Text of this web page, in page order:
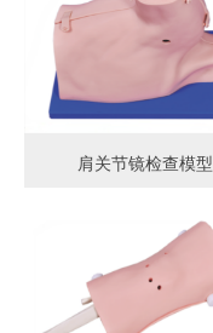
肩关节镜检查模型